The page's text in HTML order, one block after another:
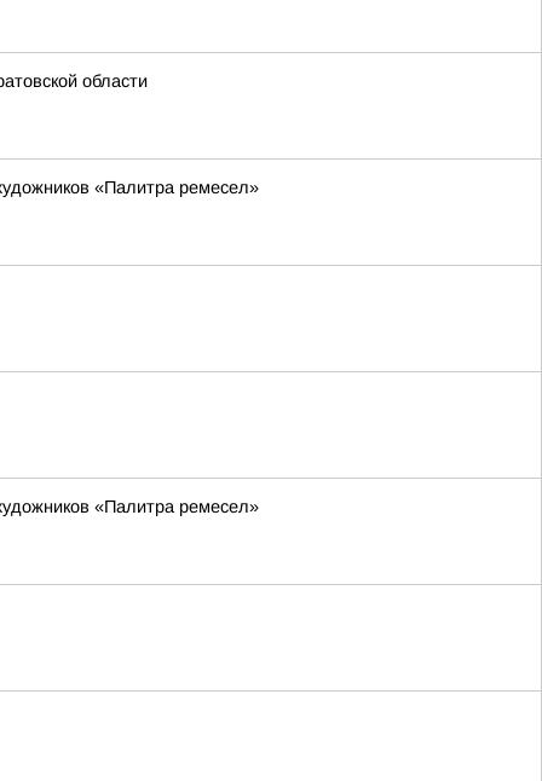
области
«Палитра ремесел»
«Палитра ремесел»